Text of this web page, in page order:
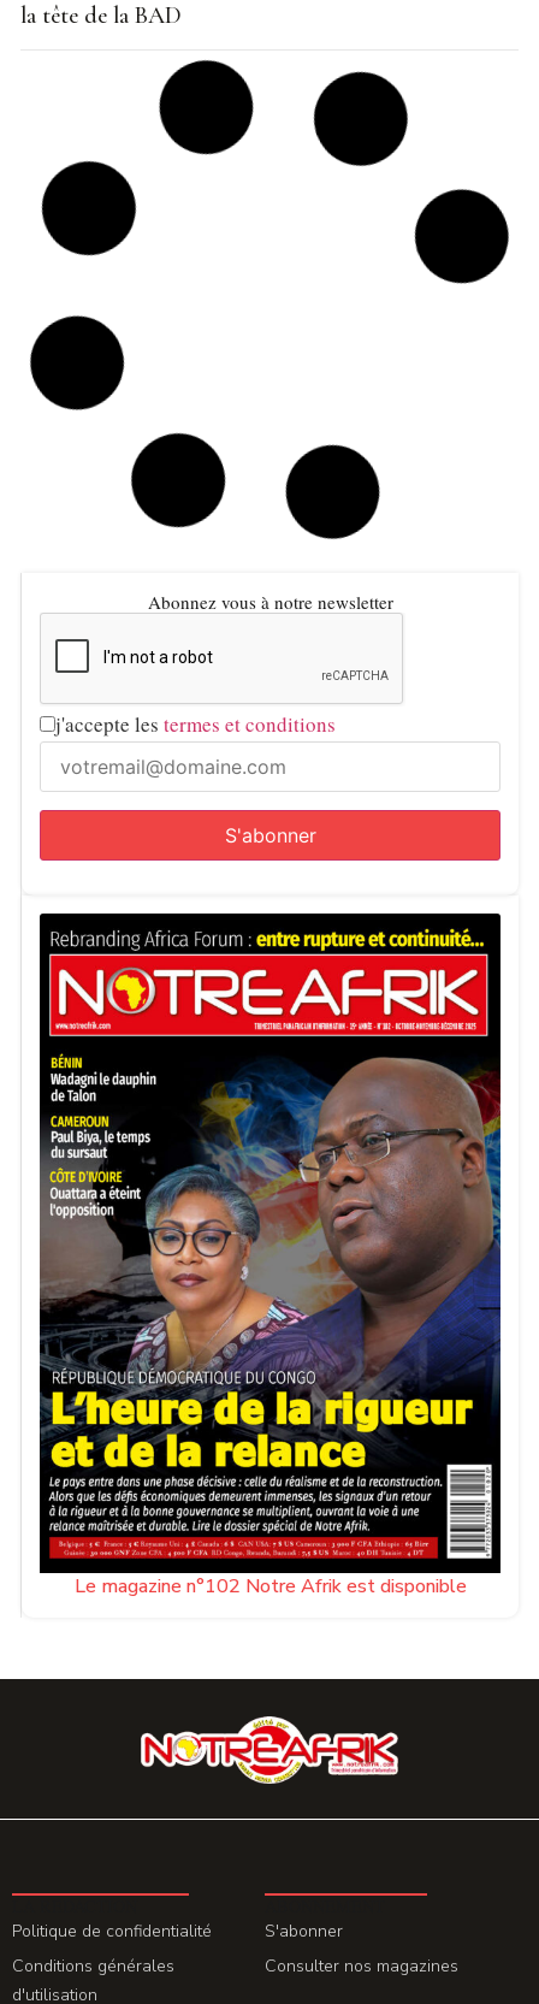
la tête de la BAD
Carlos Lopes : biographie, âge et parcours
Strive Masiyiwa : biographie, âge et parcours
Paul Kagame : biographie, âge et parcours
Ousmane Sonko : biographie, âge et parcours
Denis Sassou Nguesso : biographie, âge et parcours
Abdelmadjid Tebboune : biographie, âge et
Kaïs Saïed : biographie, âge et parcours
Patrice Motsepe : biographie, âge et fortune
Mo Ibrahim : biographie, âge et fortune
Nelson Mandela : biographie, héritage et Journée
Abonnez vous à notre newsletter
j'accepte lestermes et conditions